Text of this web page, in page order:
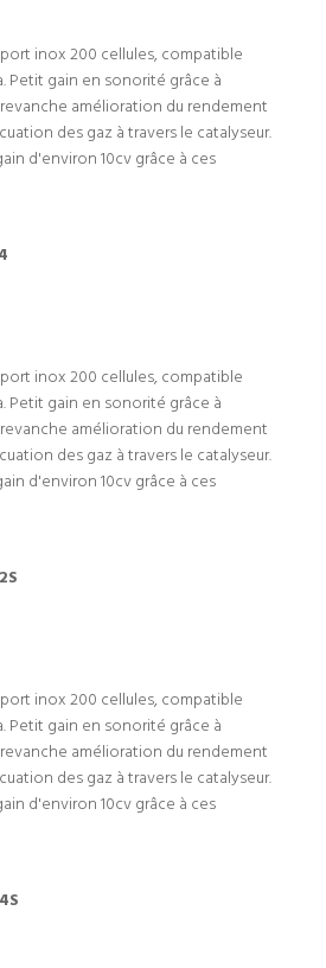
inox 200 cellules, compatible
Petit gain en sonorité grâce à
amélioration du rendement
des gaz à travers le catalyseur.
d'environ 10cv grâce à ces
inox 200 cellules, compatible
Petit gain en sonorité grâce à
amélioration du rendement
des gaz à travers le catalyseur.
d'environ 10cv grâce à ces
inox 200 cellules, compatible
Petit gain en sonorité grâce à
amélioration du rendement
des gaz à travers le catalyseur.
d'environ 10cv grâce à ces